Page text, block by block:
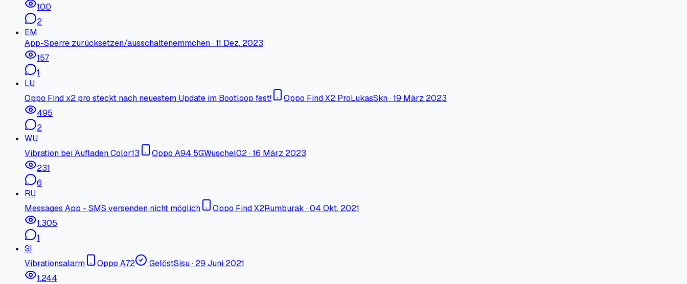
100
2
EM
App-Sperre zurücksetzen/ausschaltenemmchen·11 Dez. 2023
157
1
LU
Oppo Find x2 pro steckt nach neuestem Update im Bootloop fest!
Oppo Find X2 ProLukasSkn·19 März 2023
495
2
WU
Vibration bei Aufladen Color13
Oppo A94 5GWuschel02·16 März 2023
231
6
RU
Messages App - SMS versenden nicht möglich
Oppo Find X2Rumburak ·04 Okt. 2021
1.305
1
SI
Vibrationsalarm
Oppo A72 GelöstSisu· 29 Juni 2021
1.244